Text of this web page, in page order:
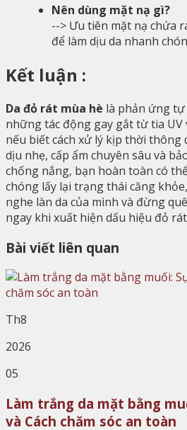
Nên dùng mặt nạ gì?
--> Ưu tiên mặt nạ chứa
để làm dịu da nhanh
Kết luận :
Da đỏ rát mùa hè là phản ứng
những tác động gay gắt từ tia UV
nếu biết cách xử lý kịp thời thông
dịu nhẹ, cấp ẩm chuyên sâu và
chống nắng, bạn hoàn toàn có
chóng lấy lại trạng thái căng
nghe làn da của mình và đừng
ngay khi xuất hiện dấu hiệu đỏ
Bài viết liên quan
Th8
2026
05
Làm trắng da mặt bằng
và Cách chăm sóc an toàn